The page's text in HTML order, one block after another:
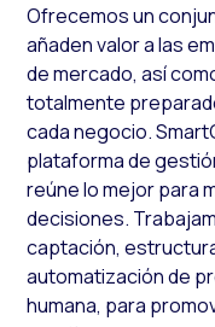
Ofrecemos un
añaden valor a las
de mercado, así
totalmente
cada negocio.
plataforma de
reúne lo mejor para
decisiones.
captación,
automatización de
humana, para